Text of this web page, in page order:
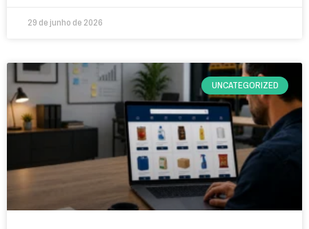
29 de junho de 2026
UNCATEGORIZED